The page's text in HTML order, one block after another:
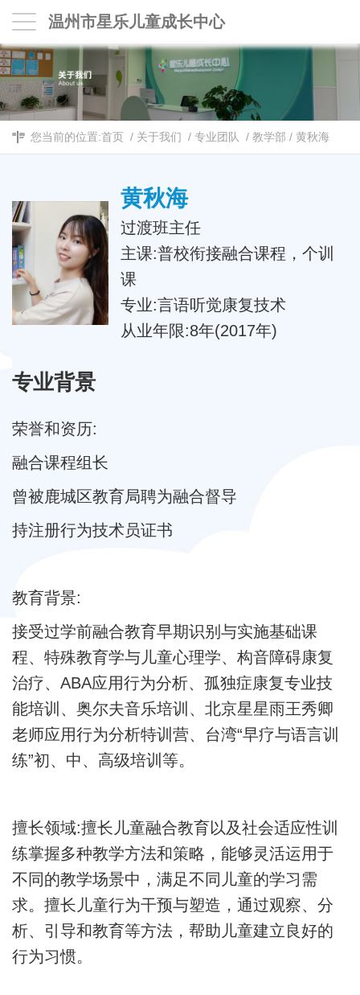
温州市星乐儿童成长中心
您当前的位置:首页 / 关于我们 / 专业团队 / 教学部 / 黄秋海
黄秋海
过渡班主任
主课:普校衔接融合课程，个训
课
专业:言语听觉康复技术
从业年限:8年(2017年)
专业背景
荣誉和资历:
融合课程组长
曾被鹿城区教育局聘为融合督导
持注册行为技术员证书
教育背景:
接受过学前融合教育早期识别与实施基础课
程、特殊教育学与儿童心理学、构音障碍康复
治疗、ABA应用行为分析、孤独症康复专业技
能培训、奥尔夫音乐培训、北京星星雨王秀卿
老师应用行为分析特训营、台湾“早疗与语言训
练”初、中、高级培训等。
擅长领域:擅长儿童融合教育以及社会适应性训
练掌握多种教学方法和策略，能够灵活运用于
不同的教学场景中，满足不同儿童的学习需
求。擅长儿童行为干预与塑造，通过观察、分
析、引导和教育等方法，帮助儿童建立良好的
行为习惯。